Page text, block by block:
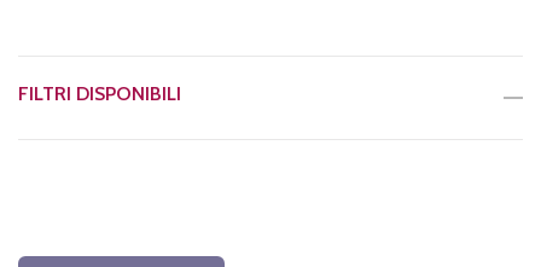
FILTRI DISPONIBILI